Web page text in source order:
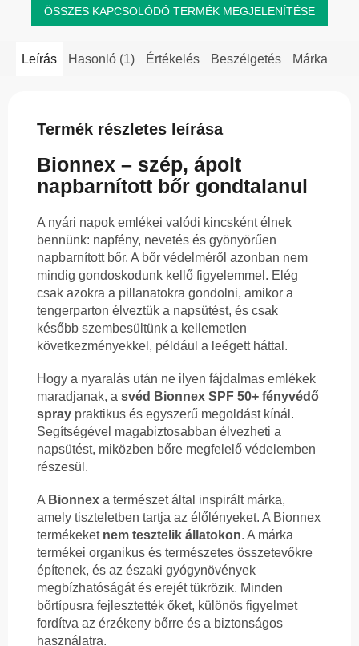
ÖSSZES KAPCSOLÓDÓ TERMÉK MEGJELENÍTÉSE
Leírás Hasonló (1) Értékelés Beszélgetés Márka
Termék részletes leírása
Bionnex – szép, ápolt
napbarnított bőr gondtalanul
A nyári napok emlékei valódi kincsként élnek
bennünk: napfény, nevetés és gyönyörűen
napbarnított bőr. A bőr védelméről azonban nem
mindig gondoskodunk kellő figyelemmel. Elég
csak azokra a pillanatokra gondolni, amikor a
tengerparton élveztük a napsütést, és csak
később szembesültünk a kellemetlen
következményekkel, például a leégett háttal.
Hogy a nyaralás után ne ilyen fájdalmas emlékek
maradjanak, a svéd Bionnex SPF 50+ fényvédő
spray praktikus és egyszerű megoldást kínál.
Segítségével magabiztosabban élvezheti a
napsütést, miközben bőre megfelelő védelemben
részesül.
A Bionnex a természet által inspirált márka,
amely tiszteletben tartja az élőlényeket. A Bionnex
termékeket nem tesztelik állatokon. A márka
termékei organikus és természetes összetevőkre
építenek, és az északi gyógynövények
megbízhatóságát és erejét tükrözik. Minden
bőrtípusra fejlesztették őket, különös figyelmet
fordítva az érzékeny bőrre és a biztonságos
használatra.